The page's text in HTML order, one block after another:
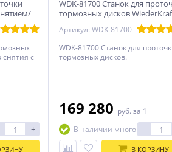
снятия с
+
WDK-81700 Станок для
тормозных дисков
Артикул: WDK-81700
WDK-81700 Станок для
тормозных дисков.
169 280 руб. за 1
В наличии много
-
В КОРЗИНУ